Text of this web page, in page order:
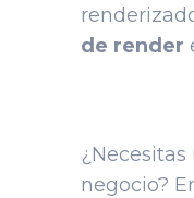
de render
negocio?